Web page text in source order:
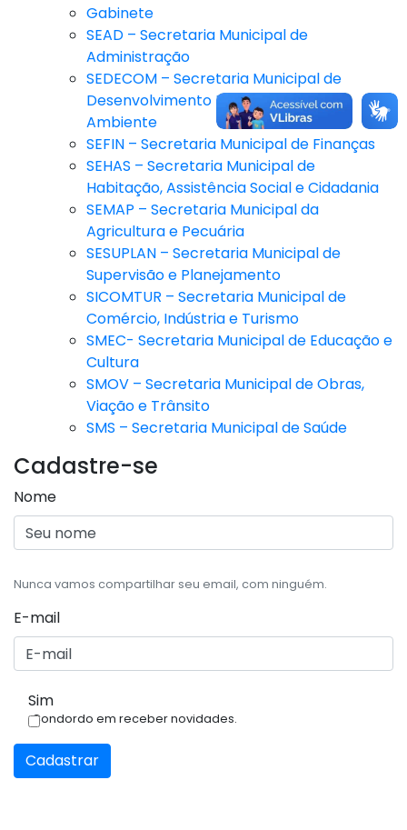
Gabinete
SEAD – Secretaria Municipal de
Administração
SEDECOM – Secretaria Municipal de
Desenvolvimento Econômico e Meio
Ambiente
SEFIN – Secretaria Municipal de Finanças
SEHAS – Secretaria Municipal de
Habitação, Assistência Social e Cidadania
SEMAP – Secretaria Municipal da
Agricultura e Pecuária
SESUPLAN – Secretaria Municipal de
Supervisão e Planejamento
SICOMTUR – Secretaria Municipal de
Comércio, Indústria e Turismo
SMEC- Secretaria Municipal de Educação e
Cultura
SMOV – Secretaria Municipal de Obras,
Viação e Trânsito
SMS – Secretaria Municipal de Saúde
Cadastre-se
Nome
Nunca vamos compartilhar seu email, com ninguém.
E-mail
Sim
Condordo em receber novidades.
Cadastrar